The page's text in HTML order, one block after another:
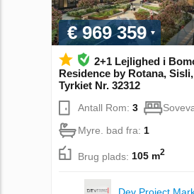
€ 969 359
2+1 Lejlighed i
Residence by Rotana,
Tyrkiet Nr. 32312
Antall Rom: 3
Myre. bad fra: 1
Brug plads: 105 m2
Dev Project